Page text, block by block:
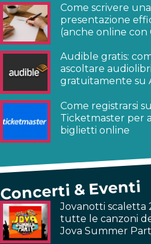
Come scrivere
presentazione
(anche online con
Audible gratis:
ascoltare audiolibri
gratuitamente su
Come registrarsi su
Ticketmaster per
biglietti online
Concerti & Eventi
Jovanotti scaletta
tutte le canzoni
Jova Summer